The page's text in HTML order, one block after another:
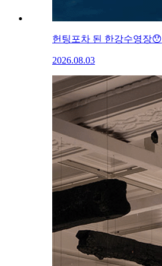
헌팅포차 된 한강수영장😯
2026.08.03